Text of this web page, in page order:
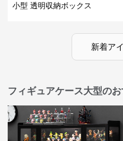
小型 透明収納ボックス
新着ア
フィギュアケース大型の